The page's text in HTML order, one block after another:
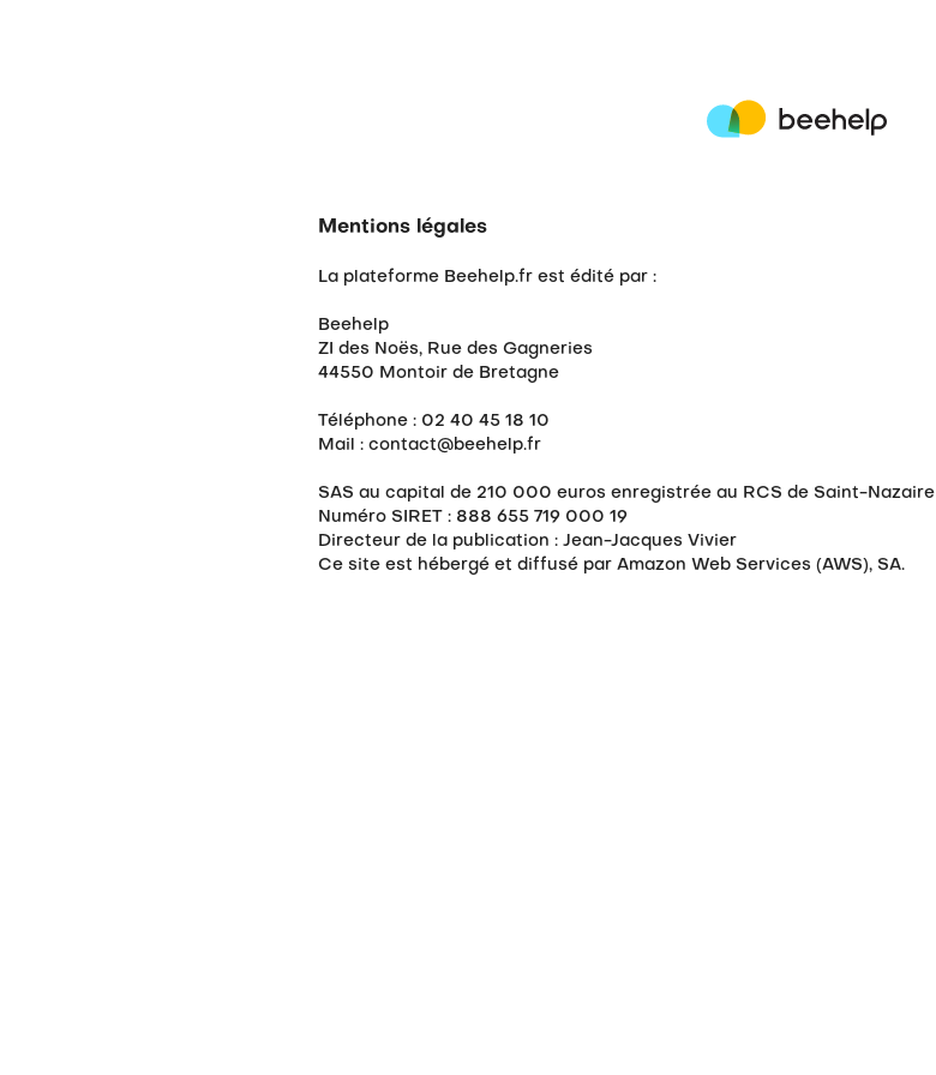
Mentions légales
La plateforme Beehelp.fr est édité par :
Beehelp
ZI des Noës, Rue des Gagneries
44550 Montoir de Bretagne
Téléphone : 02 40 45 18 10
Mail : contact@beehelp.fr
SAS au capital de 210 000 euros enregistrée au RCS de Saint-Nazaire
Numéro SIRET : 888 655 719 000 19
Directeur de la publication : Jean-Jacques Vivier
Ce site est hébergé et diffusé par Amazon Web Services (AWS), SA.